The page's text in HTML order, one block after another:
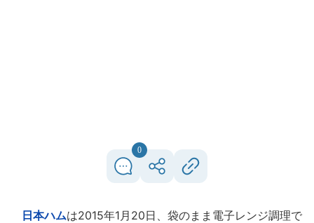
0
日本ハムは2015年1月20日、袋のまま電子レンジ調理で